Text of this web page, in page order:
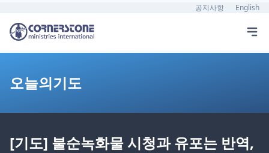
공지사항 English
오늘의기도
[기도] 불순녹화물 시청과 유포는 반역,